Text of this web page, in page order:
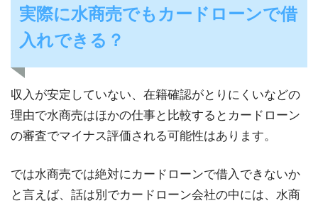
実際に水商売でもカードローンで借
入れできる？
収入が安定していない、在籍確認がとりにくいなどの
理由で水商売はほかの仕事と比較するとカードローン
の審査でマイナス評価される可能性はあります。
では水商売では絶対にカードローンで借入できないか
と言えば、話は別でカードローン会社の中には、水商